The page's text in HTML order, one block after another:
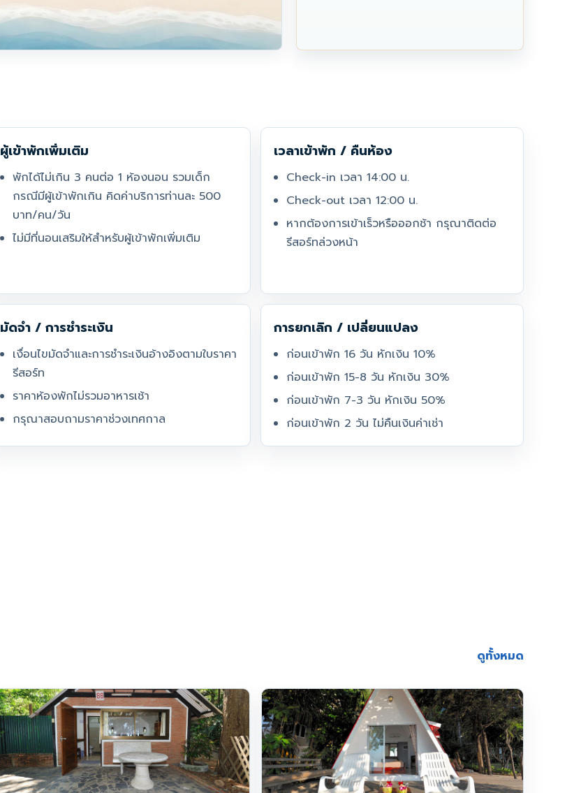
ผู้เข้าพักเพิ่มเติม
พักได้ไม่เกิน 3 คนต่อ 1 ห้องนอน รวมเด็ก
กรณีมีผู้เข้าพักเกิน คิดค่าบริการท่านละ 500
บาท/คน/วัน
ไม่มีที่นอนเสริมให้สำหรับผู้เข้าพักเพิ่มเติม
เวลาเข้าพัก / คืนห้อง
Check-in เวลา 14:00 น.
Check-out เวลา 12:00 น.
หากต้องการเข้าเร็วหรือออกช้า กรุณาติดต่อ
รีสอร์ทล่วงหน้า
มัดจำ / การชำระเงิน
เงื่อนไขมัดจำและการชำระเงินอ้างอิงตามใบราคา
รีสอร์ท
ราคาห้องพักไม่รวมอาหารเช้า
กรุณาสอบถามราคาช่วงเทศกาล
การยกเลิก / เปลี่ยนแปลง
ก่อนเข้าพัก 16 วัน หักเงิน 10%
ก่อนเข้าพัก 15-8 วัน หักเงิน 30%
ก่อนเข้าพัก 7-3 วัน หักเงิน 50%
ก่อนเข้าพัก 2 วัน ไม่คืนเงินค่าเช่า
ดูทั้งหมด